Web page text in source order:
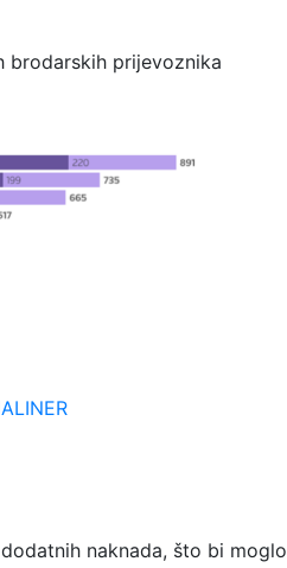
brodarskih prijevoznika
naknada, što bi